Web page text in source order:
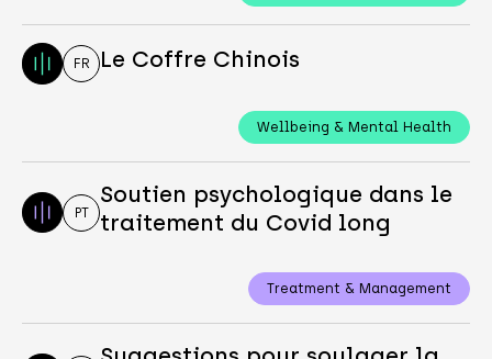
FR Le Coffre Chinois
Wellbeing & Mental Health
PT
Soutien psychologique dans le
traitement du Covid long
Treatment & Management